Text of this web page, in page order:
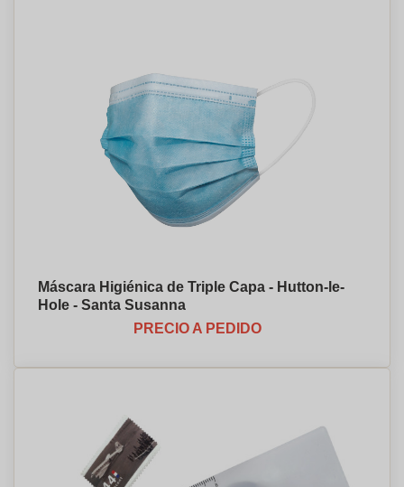
Máscara Higiénica de Triple Capa - Hutton-le-
Hole - Santa Susanna
PRECIO A PEDIDO